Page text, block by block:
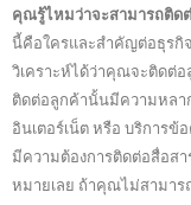
คุณรู้ไหมว่าจะสามารถติด
นี้คือใครและสำคัญต่อธุรกิ
วิเคราะห์ได้ว่าคุณจะติดต่อ
ติดต่อลูกค้านั้นมีความหลา
อินเตอร์เน็ต หรือ บริการ
มีความต้องการติดต่อสื่อส
หมายเลย ถ้าคุณไม่สามา